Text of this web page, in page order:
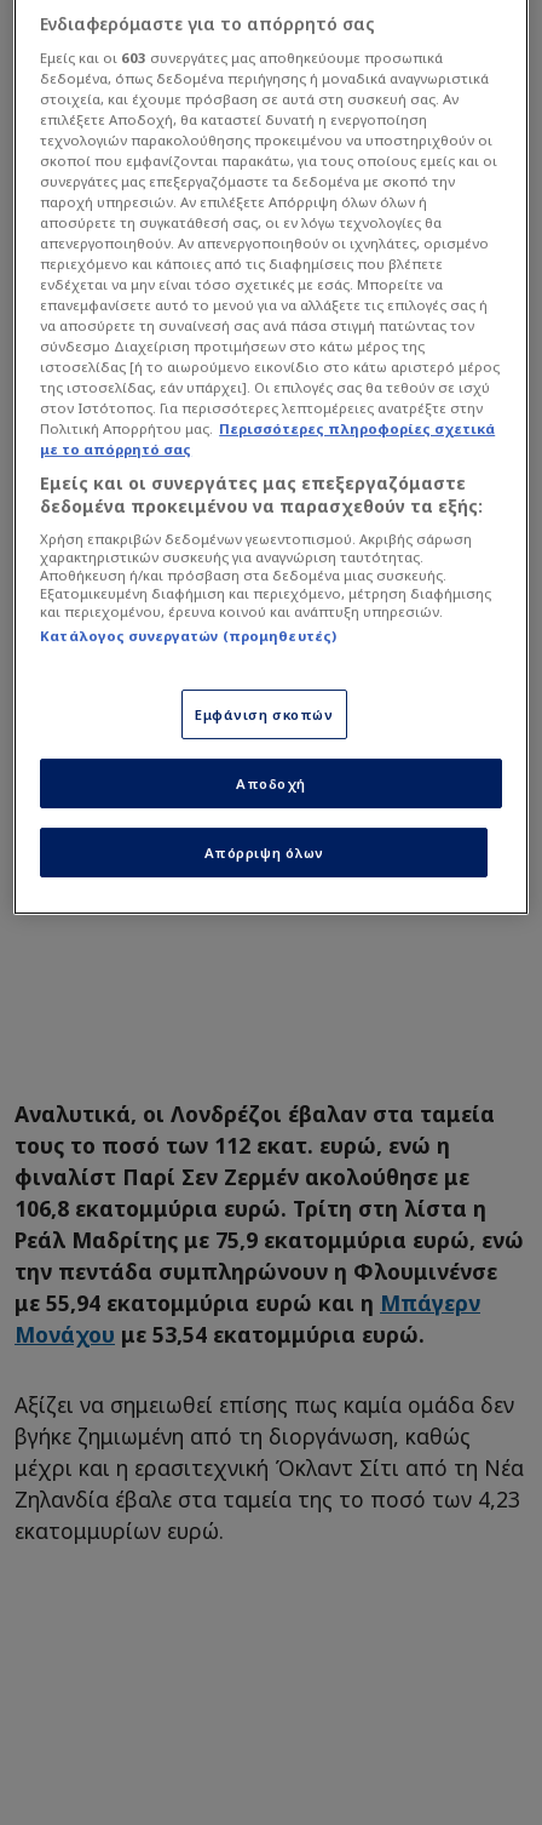
Όπως είναι φυσικό, οι πρωταθλητές κόσμου,
πλέον, έβαλαν στα ταμεία τους το μεγαλύτερο
ποσό σε σχέση με όλες τις υπόλοιπες ομάδες της
διοργάνωσης. ενώ τα συνολικά έσοδα που έλαβαν
ξεπέρασε τα 2 δισεκατομμύρια ευρώ.
Αναλυτικά, οι Λονδρέζοι έβαλαν στα ταμεία
τους το ποσό των 112 εκατ. ευρώ, ενώ η
φιναλίστ Παρί Σεν Ζερμέν ακολούθησε με
106,8 εκατομμύρια ευρώ. Τρίτη στη λίστα η
Ρεάλ Μαδρίτης με 75,9 εκατομμύρια ευρώ, ενώ
την πεντάδα συμπληρώνουν η Φλουμινένσε
με 55,94 εκατομμύρια ευρώ και η Μπάγερν
Μονάχου με 53,54 εκατομμύρια ευρώ.
Αξίζει να σημειωθεί επίσης πως καμία ομάδα δεν
βγήκε ζημιωμένη από τη διοργάνωση, καθώς
μέχρι και η ερασιτεχνική Όκλαντ Σίτι από τη Νέα
Ζηλανδία έβαλε στα ταμεία της το ποσό των 4,23
εκατομμυρίων ευρώ.
Ενδιαφερόμαστε για το απόρρητό σας
Εμείς και οι 603 συνεργάτες μας αποθηκεύουμε προσωπικά
δεδομένα, όπως δεδομένα περιήγησης ή μοναδικά αναγνωριστικά
στοιχεία, και έχουμε πρόσβαση σε αυτά στη συσκευή σας. Αν
επιλέξετε Αποδοχή, θα καταστεί δυνατή η ενεργοποίηση
τεχνολογιών παρακολούθησης προκειμένου να υποστηριχθούν οι
σκοποί που εμφανίζονται παρακάτω, για τους οποίους εμείς και οι
συνεργάτες μας επεξεργαζόμαστε τα δεδομένα με σκοπό την
παροχή υπηρεσιών. Αν επιλέξετε Απόρριψη όλων όλων ή
αποσύρετε τη συγκατάθεσή σας, οι εν λόγω τεχνολογίες θα
απενεργοποιηθούν. Αν απενεργοποιηθούν οι ιχνηλάτες, ορισμένο
περιεχόμενο και κάποιες από τις διαφημίσεις που βλέπετε
ενδέχεται να μην είναι τόσο σχετικές με εσάς. Μπορείτε να
επανεμφανίσετε αυτό το μενού για να αλλάξετε τις επιλογές σας ή
να αποσύρετε τη συναίνεσή σας ανά πάσα στιγμή πατώντας τον
σύνδεσμο Διαχείριση προτιμήσεων στο κάτω μέρος της
ιστοσελίδας [ή το αιωρούμενο εικονίδιο στο κάτω αριστερό μέρος
της ιστοσελίδας, εάν υπάρχει]. Οι επιλογές σας θα τεθούν σε ισχύ
στον Ιστότοπος. Για περισσότερες λεπτομέρειες ανατρέξτε στην
Πολιτική Απορρήτου μας. Περισσότερες πληροφορίες σχετικά
με το απόρρητό σας
Εμείς και οι συνεργάτες μας επεξεργαζόμαστε
δεδομένα προκειμένου να παρασχεθούν τα εξής:
Χρήση επακριβών δεδομένων γεωεντοπισμού. Ακριβής σάρωση
χαρακτηριστικών συσκευής για αναγνώριση ταυτότητας.
Αποθήκευση ή/και πρόσβαση στα δεδομένα μιας συσκευής.
Εξατομικευμένη διαφήμιση και περιεχόμενο, μέτρηση διαφήμισης
και περιεχομένου, έρευνα κοινού και ανάπτυξη υπηρεσιών.
Κατάλογος συνεργατών (προμηθευτές)
Εμφάνιση σκοπών
Απόρριψη όλων
Αποδοχή